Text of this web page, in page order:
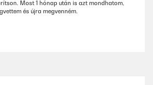
Most 1 hónap után is azt mondhatom,
és újra megvenném.